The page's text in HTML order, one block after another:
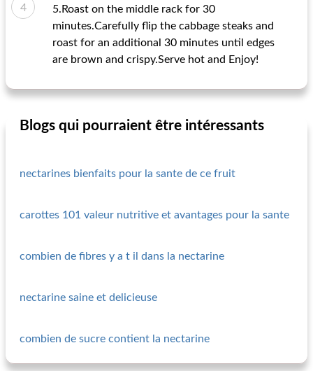
5.Roast on the middle rack for 30
minutes.Carefully flip the cabbage steaks and
roast for an additional 30 minutes until edges
are brown and crispy.Serve hot and Enjoy!
Blogs qui pourraient être intéressants
nectarines bienfaits pour la sante de ce fruit
carottes 101 valeur nutritive et avantages pour la sante
combien de fibres y a t il dans la nectarine
nectarine saine et delicieuse
combien de sucre contient la nectarine